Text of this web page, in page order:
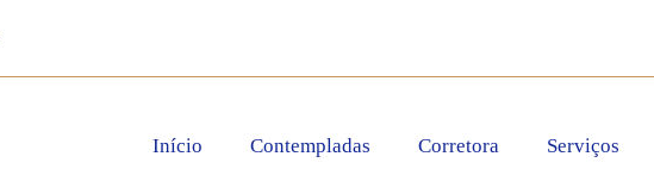
Início Contempladas Corretora Serviços